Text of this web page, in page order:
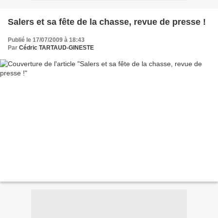
Salers et sa fête de la chasse, revue de presse !
Publié le 17/07/2009 à 18:43
Par Cédric TARTAUD-GINESTE